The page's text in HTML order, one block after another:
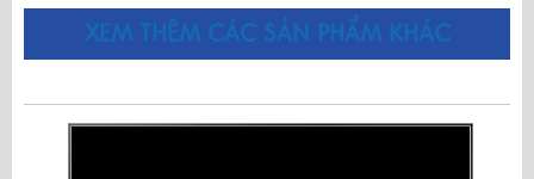
XEM THÊM CÁC SẢN PHẨM KHÁC